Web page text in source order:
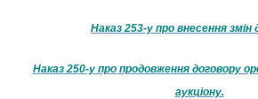
Наказ 253-у про внесення змін
Наказ 250-у про продовження договору
аукціону.